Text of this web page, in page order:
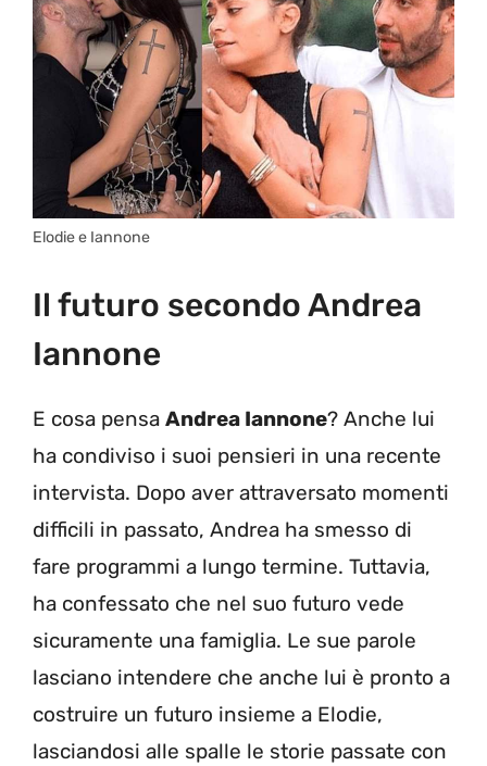
Elodie e Iannone
Il futuro secondo Andrea
Iannone
E cosa pensa Andrea Iannone? Anche lui
ha condiviso i suoi pensieri in una recente
intervista. Dopo aver attraversato momenti
difficili in passato, Andrea ha smesso di
fare programmi a lungo termine. Tuttavia,
ha confessato che nel suo futuro vede
sicuramente una famiglia. Le sue parole
lasciano intendere che anche lui è pronto a
costruire un futuro insieme a Elodie,
lasciandosi alle spalle le storie passate con